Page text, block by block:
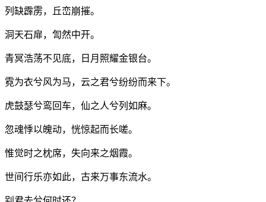
列缺霹雳，丘峦崩摧。
洞天石扉，訇然中开。
青冥浩荡不见底，日月照耀金银台。
霓为衣兮风为马，云之君兮纷纷而来下。
虎鼓瑟兮鸾回车，仙之人兮列如麻。
忽魂悸以魄动，恍惊起而长嗟。
惟觉时之枕席，失向来之烟霞。
世间行乐亦如此，古来万事东流水。